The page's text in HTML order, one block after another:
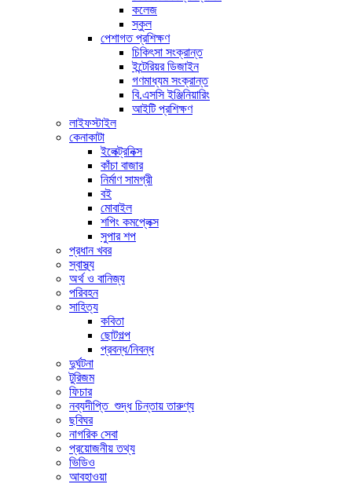
কলেজ
স্কুল
পেশাগত প্রশিক্ষণ
চিকিৎসা সংক্রান্ত
ইন্টেরিয়র ডিজাইন
গণমাধ্যম সংক্রান্ত
বি.এসসি ইঞ্জিনিয়ারিং
আইটি প্রশিক্ষণ
লাইফস্টাইল
কেনাকাটা
ইলেক্ট্রনিক্স
কাঁচা বাজার
নির্মাণ সামগ্রী
বই
মোবাইল
শপিং কমপ্লেক্স
সুপার শপ
প্রধান খবর
স্বাস্থ্য
অর্থ ও বানিজ্য
পরিবহন
সাহিত্য
কবিতা
ছোটগল্প
প্রবন্ধ/নিবন্ধ
দুর্ঘটনা
টুরিজম
ফিচার
নব্যদীপ্তি_শুদ্ধ চিন্তায় তারুণ্য
ছবিঘর
নাগরিক সেবা
প্রয়োজনীয় তথ্য
ভিডিও
আবহাওয়া